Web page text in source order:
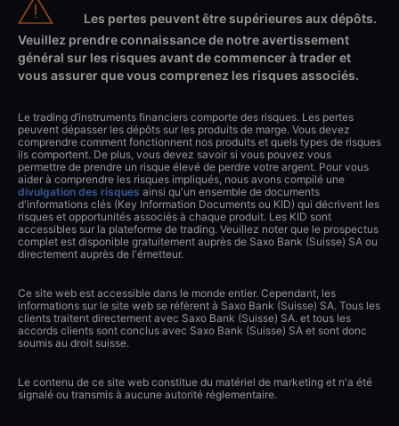
Les pertes peuvent être supérieures aux dépôts.
Veuillez prendre connaissance de notre avertissement
général sur les risques avant de commencer à trader et
vous assurer que vous comprenez les risques associés.
Le trading d’instruments financiers comporte des risques. Les pertes
peuvent dépasser les dépôts sur les produits de marge. Vous devez
comprendre comment fonctionnent nos produits et quels types de risques
ils comportent. De plus, vous devez savoir si vous pouvez vous
permettre de prendre un risque élevé de perdre votre argent. Pour vous
aider à comprendre les risques impliqués, nous avons compilé une
divulgation des risques ainsi qu'un ensemble de documents
d'informations clés (Key Information Documents ou KID) qui décrivent les
risques et opportunités associés à chaque produit. Les KID sont
accessibles sur la plateforme de trading. Veuillez noter que le prospectus
complet est disponible gratuitement auprès de Saxo Bank (Suisse) SA ou
directement auprès de l'émetteur.
Ce site web est accessible dans le monde entier. Cependant, les
informations sur le site web se réfèrent à Saxo Bank (Suisse) SA. Tous les
clients traitent directement avec Saxo Bank (Suisse) SA. et tous les
accords clients sont conclus avec Saxo Bank (Suisse) SA et sont donc
soumis au droit suisse.
Le contenu de ce site web constitue du matériel de marketing et n'a été
signalé ou transmis à aucune autorité réglementaire.